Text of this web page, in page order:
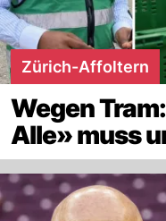
Zürich-Affoltern
Wegen
Alle» muss